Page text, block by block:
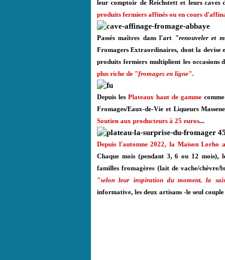
leurcomptoir de Reichstett et leurs caves
produits fermiers affinés ou en cours
Passés maîtres dans l'art "renouveler et
Fromagers Extraordinaires, dont la devise
produits fermiers multiplient les occasions
plus riche de "fromages en ligne".
Depuis lesPlateaux haut de gamme
Fromages/Eaux-de-Vie et Liqueurs
Soutien aux producteurs à 25 euros...
Depuis l'automne 2022, la Maison Lorho
Chaque mois (pendant 3, 6 ou 12 mois),
familles fromagères (lait de vache/chèvre/
"selon leur inspiration du moment, la
informative, les deux artisans -le seul